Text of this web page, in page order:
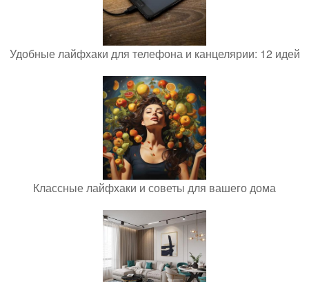
Удобные лайфхаки для телефона и канцелярии: 12 идей
Классные лайфхаки и советы для вашего дома